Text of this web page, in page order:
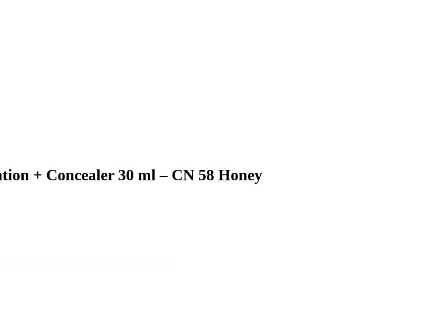
+ Concealer 30 ml – CN 58 Honey